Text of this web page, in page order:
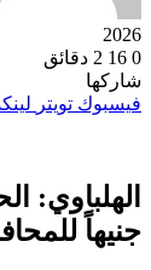
2026
0
2 دقائق
شاركها
فيسبوك تويتر
جنيهاً